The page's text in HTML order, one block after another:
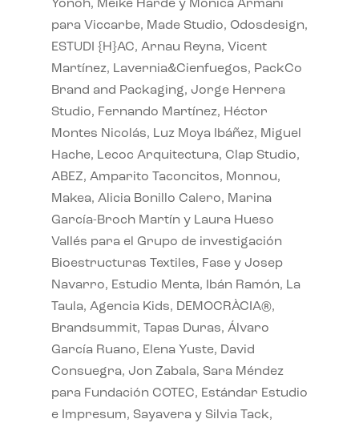
Yonoh, Meike Harde y Monica Armani
para Viccarbe, Made Studio, Odosdesign,
ESTUDI {H}AC, Arnau Reyna, Vicent
Martínez, Lavernia&Cienfuegos, PackCo
Brand and Packaging, Jorge Herrera
Studio, Fernando Martínez, Héctor
Montes Nicolás, Luz Moya Ibáñez, Miguel
Hache, Lecoc Arquitectura, Clap Studio,
ABEZ, Amparito Taconcitos, Monnou,
Makea, Alicia Bonillo Calero, Marina
García-Broch Martín y Laura Hueso
Vallés para el Grupo de investigación
Bioestructuras Textiles, Fase y Josep
Navarro, Estudio Menta, Ibán Ramón, La
Taula, Agencia Kids, DEMOCRÀCIA®,
Brandsummit, Tapas Duras, Álvaro
García Ruano, Elena Yuste, David
Consuegra, Jon Zabala, Sara Méndez
para Fundación COTEC, Estándar Estudio
e Impresum, Sayavera y Silvia Tack,